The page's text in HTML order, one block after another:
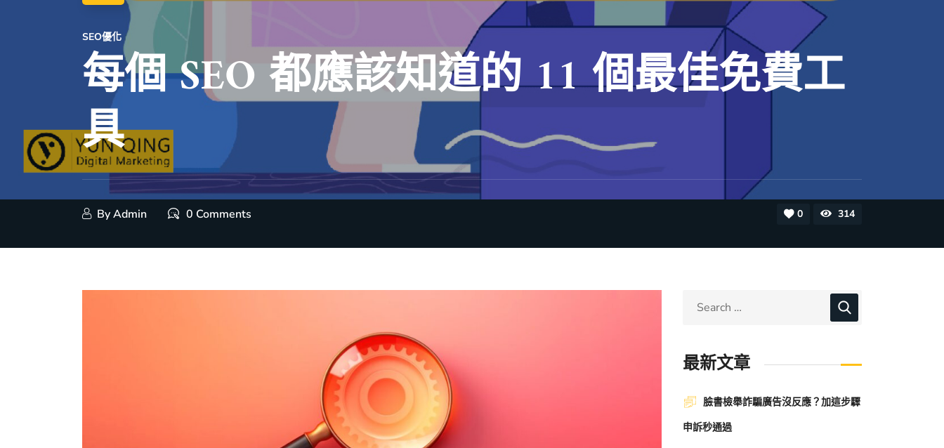
SEO優化
每個 SEO 都應該知道的 11 個最佳免費工
具
ByAdmin 0 Comments 0 314
最新文章
臉書檢舉詐騙廣告沒反應？加這步驟
申訴秒通過